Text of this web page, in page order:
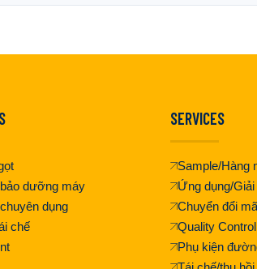
dưỡng máy
dụng
chế
SERVICES
Sample/Hàng
Ứng dụng/
Chuyển đổi
Quality
Phụ kiện